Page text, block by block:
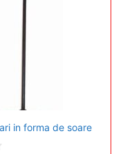
in forma de soare